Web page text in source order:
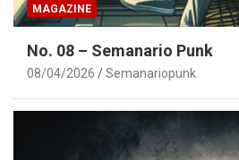
MAGAZINE
No. 08 – Semanario Punk
08/04/2026 Semanariopunk